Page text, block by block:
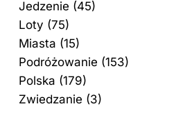
Jedzenie (45)
Loty (75)
Miasta (15)
Podróżowanie (153)
Polska (179)
Zwiedzanie (3)